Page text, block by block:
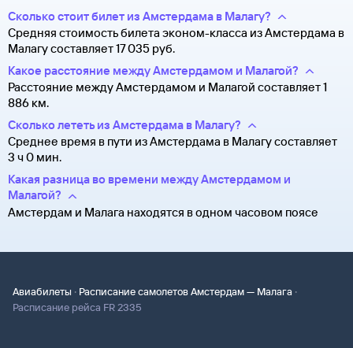
Сколько стоит билет из Амстердама в Малагу?
Средняя стоимость билета эконом-класса из Амстердама в
Малагу составляет 17 ⁠035 руб.
Какое расстояние между Амстердамом и Малагой?
Расстояние между Амстердамом и Малагой составляет 1
886 км.
Сколько лететь из Амстердама в Малагу?
Среднее время в пути из Амстердама в Малагу составляет
3 ч 0 мин.
Какая разница во времени между Амстердамом и
Малагой?
Амстердам и Малага находятся в одном часовом поясе
Авиабилеты · Расписание самолетов Амстердам — Малага ·
Расписание рейса FR 2335